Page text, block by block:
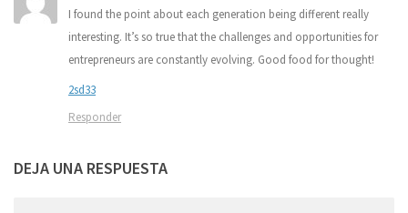
I found the point about each generation being different really
interesting. It’s so true that the challenges and opportunities for
entrepreneurs are constantly evolving. Good food for thought!
2sd33
Responder
DEJA UNA RESPUESTA